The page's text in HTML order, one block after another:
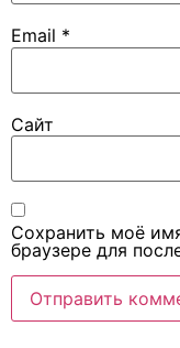
Email *
Сайт
Сохранить моё
браузере для